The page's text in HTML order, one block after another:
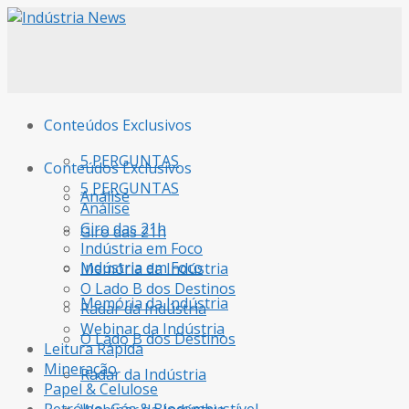
Conteúdos Exclusivos
5 PERGUNTAS
Análise
Giro das 21h
Indústria em Foco
Memória da Indústria
O Lado B dos Destinos
Radar da Indústria
Conteúdos Exclusivos
5 PERGUNTAS
Análise
Giro das 21h
Indústria em Foco
Memória da Indústria
O Lado B dos Destinos
Radar da Indústria
Webinar da Indústria
Leitura Rápida
Mineração
Papel & Celulose